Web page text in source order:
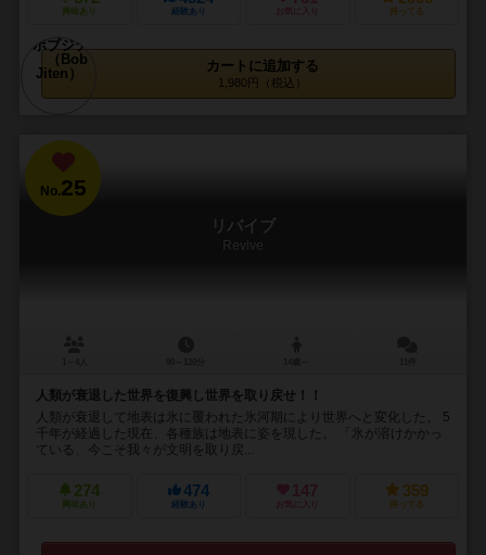
興味あり 経験あり お気に入り 持ってる
カートに追加する
1,980円（税込）
No.25
リバイブ
Revive
人類が衰退した世界を復興し世界を取り戻せ！！
人類が衰退して地表は氷に覆われた氷河期により世界へと変化した。 5
千年が経過した現在、各種族は地表に姿を現した。 「氷が溶けかかっ
ている、今こそ我々が文明を取り戻...
274
興味あり
474
経験あり
147
お気に入り
359
持ってる